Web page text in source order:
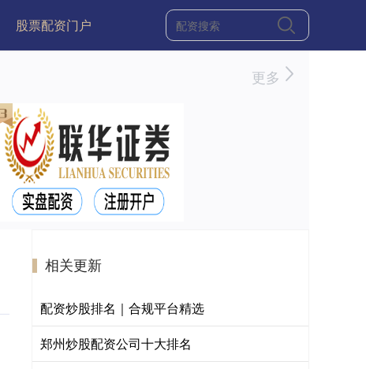
股票配资门户
更多
相关更新
配资炒股排名｜合规平台精选
郑州炒股配资公司十大排名